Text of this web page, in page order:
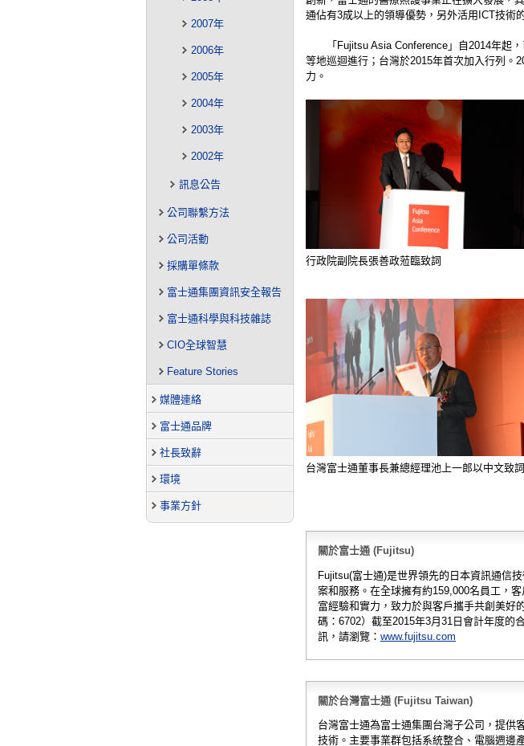
2007年
2006年
2005年
2004年
2003年
2002年
訊息公告
公司聯繫方法
公司活動
採購單條款
富士通集團資訊安全報告
富士通科學與科技雜誌
CIO全球智慧
Feature Stories
媒體連絡
富士通品牌
社長致辭
環境
事業方針
通佔有3成以上的領導優勢，另外活用ICT技術
「Fujitsu Asia Conference」自2014年起
等地巡迴進行；台灣於2015年首次加入行列。
力。
行政院副院長張善政蒞臨致詞
台灣富士通董事長兼總經理池上一郎以中文致詞
關於富士通 (Fujitsu)
Fujitsu(富士通)是世界領先的日本資訊通信
案和服務。在全球擁有約159,000名員工，
富經驗和實力，致力於與客戶攜手共創美好
碼：6702）截至2015年3月31日會計年度的
訊，請瀏覽： www.fujitsu.com
關於台灣富士通 (Fujitsu Taiwan)
台灣富士通為富士通集團台灣子公司，提供
技術。主要事業群包括系統整合、電腦週邊